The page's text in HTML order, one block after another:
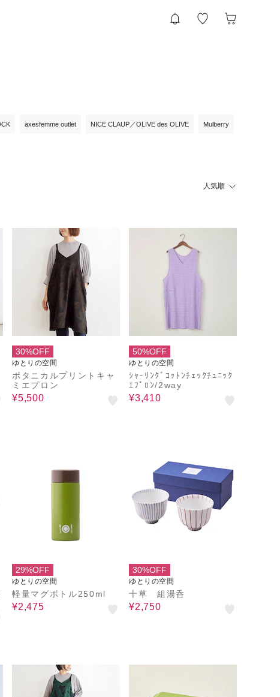
axesfemme outlet NICE CLAUP／OLIVE des OLIVE Mulberry
人気順
30%OFF
ゆとりの空間
ボタニカルプリントキャ
ミエプロン
¥5,500
50%OFF
ゆとりの空間
ｼｬｰﾘﾝｸﾞｺｯﾄﾝﾁｪｯｸﾁｭﾆｯｸ
ｴﾌﾟﾛﾝ/2way
¥3,410
29%OFF
ゆとりの空間
軽量マグボトル250ml
¥2,475
30%OFF
ゆとりの空間
十草 組湯呑
¥2,750